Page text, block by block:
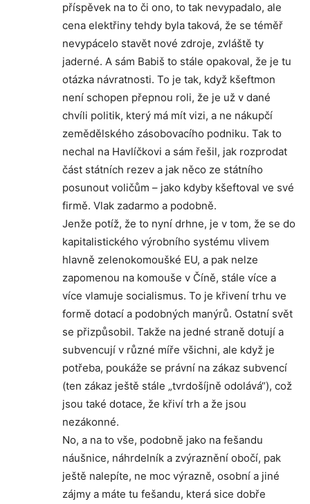
příspěvek na to či ono, to tak nevypadalo, ale
cena elektřiny tehdy byla taková, že se téměř
nevypácelo stavět nové zdroje, zvláště ty
jaderné. A sám Babiš to stále opakoval, že je tu
otázka návratnosti. To je tak, když kšeftmon
není schopen přepnou roli, že je už v dané
chvíli politik, který má mít vizi, a ne nákupčí
zemědělského zásobovacího podniku. Tak to
nechal na Havlíčkovi a sám řešil, jak rozprodat
část státních rezev a jak něco ze státního
posunout voličům – jako kdyby kšeftoval ve své
firmě. Vlak zadarmo a podobně.
Jenže potíž, že to nyní drhne, je v tom, že se do
kapitalistického výrobního systému vlivem
hlavně zelenokomoušké EU, a pak nelze
zapomenou na komouše v Číně, stále více a
více vlamuje socialismus. To je křivení trhu ve
formě dotací a podobných manýrů. Ostatní svět
se přizpůsobil. Takže na jedné straně dotují a
subvencují v různé míře všichni, ale když je
potřeba, poukáže se právní na zákaz subvencí
(ten zákaz ještě stále „tvrdošíjně odolává“), což
jsou také dotace, že křiví trh a že jsou
nezákonné.
No, a na to vše, podobně jako na fešandu
náušnice, náhrdelník a zvýraznění obočí, pak
ještě nalepíte, ne moc výrazně, osobní a jiné
zájmy a máte tu fešandu, která sice dobře